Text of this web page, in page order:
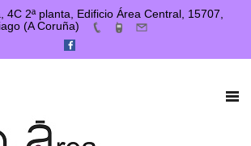
4C 2ª planta, Edificio Área Central, 15707,
(A Coruña)